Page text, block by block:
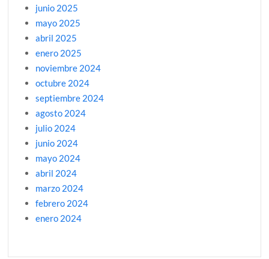
junio 2025
mayo 2025
abril 2025
enero 2025
noviembre 2024
octubre 2024
septiembre 2024
agosto 2024
julio 2024
junio 2024
mayo 2024
abril 2024
marzo 2024
febrero 2024
enero 2024